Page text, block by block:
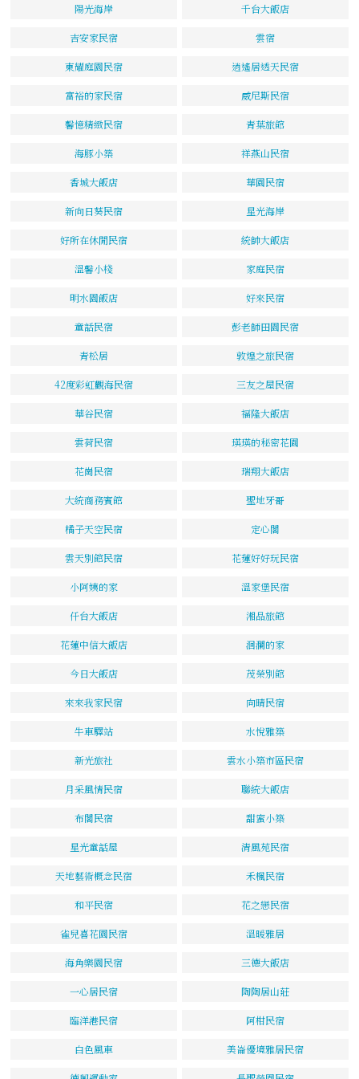
陽光海岸 千台大飯店
吉安家民宿 雲宿
東耀庭園民宿 逍遙居透天民宿
富裕的家民宿 威尼斯民宿
馨憶精緻民宿 青葉旅館
海豚小築 祥燕山民宿
香城大飯店 華園民宿
新向日葵民宿 星光海岸
好所在休閒民宿 統帥大飯店
溫馨小棧 家庭民宿
明水園飯店 好來民宿
童話民宿 彭老師田園民宿
青松居 敦煌之旅民宿
42度彩虹觀海民宿 三友之屋民宿
華谷民宿 福隆大飯店
雲荷民宿 瑛瑛的秘密花園
花崗民宿 瑞翔大飯店
大統商務賓館 聖地牙哥
橘子天空民宿 定心閣
雲天別館民宿 花蓮好好玩民宿
小阿姨的家 溫家堡民宿
仟台大飯店 湘品旅館
花蓮中信大飯店 洄瀾的家
今日大飯店 茂榮別館
來來我家民宿 向晴民宿
牛車驛站 水悅雅築
新光旅社 雲水小築市區民宿
月采風情民宿 聯統大飯店
布閣民宿 甜蜜小築
星光童話屋 清風苑民宿
天地藝術概念民宿 禾楓民宿
和平民宿 花之戀民宿
雀兒喜花園民宿 溫暖雅居
海角樂園民宿 三德大飯店
一心居民宿 陶陶居山莊
臨洋港民宿 阿柑民宿
白色風車 美崙優境雅居民宿